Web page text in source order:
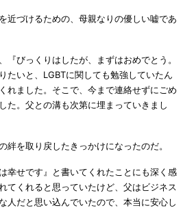
近づけるための、母親なりの優しい嘘であ
『びっくりはしたが、まずはおめでとう。
たいと、LGBTに関しても勉強していたん
れました。そこで、今まで連絡せずにごめ
た。父との溝も次第に埋まっていきまし
絆を取り戻したきっかけになったのだ。
幸せです』と書いてくれたことにも深く感
てくれると思っていたけど、父はビジネス
人だと思い込んでいたので、本当に安心し